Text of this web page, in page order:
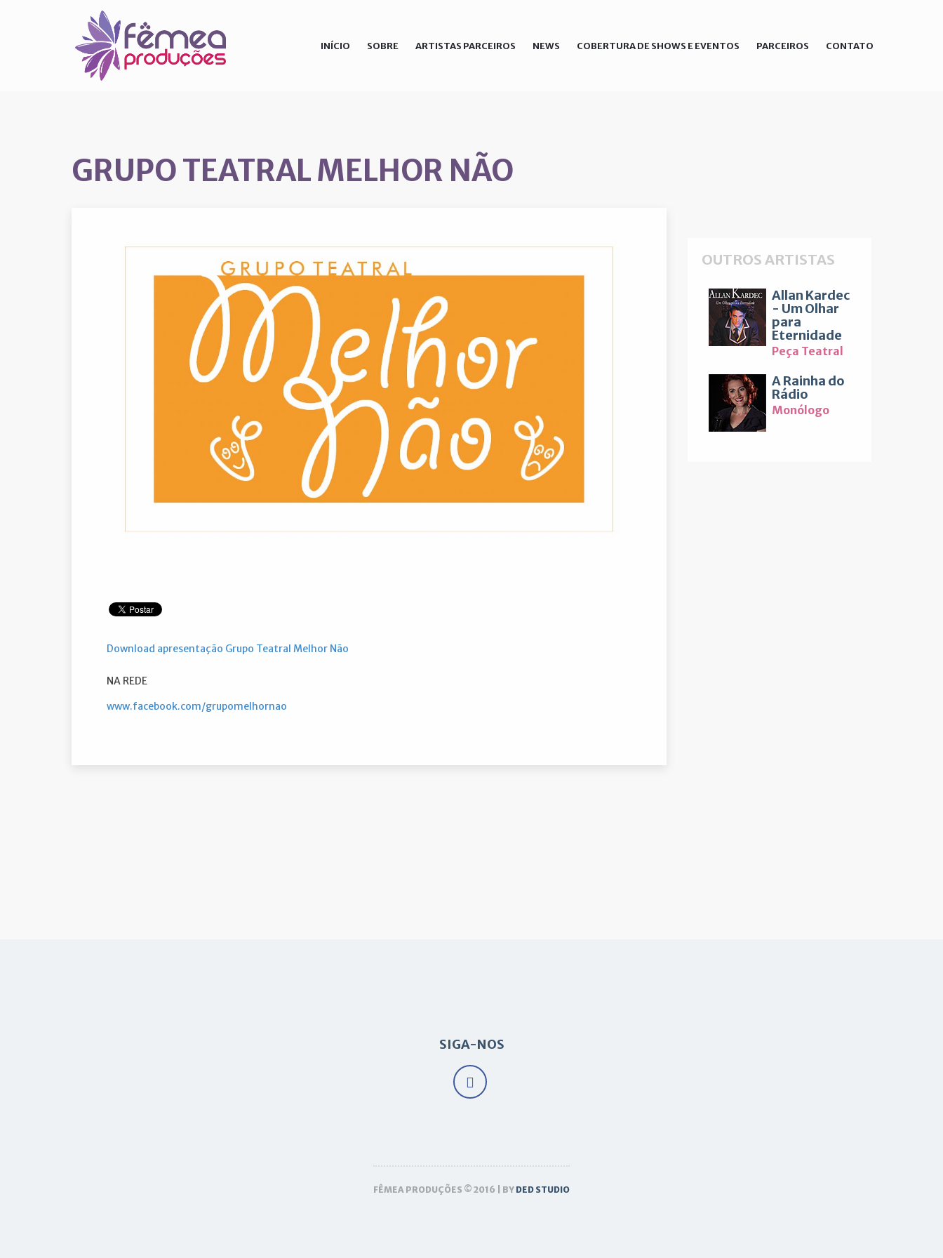
INÍCIO SOBRE ARTISTAS PARCEIROS NEWS COBERTURA DE SHOWS E EVENTOS PARCEIROS CONTATO
GRUPO TEATRAL MELHOR NÃO
Download apresentação Grupo Teatral Melhor Não
NA REDE
www.facebook.com/grupomelhornao
OUTROS ARTISTAS
Allan Kardec
- Um Olhar
para
Eternidade
Peça Teatral
A Rainha do
Rádio
Monólogo
SIGA-NOS
FÊMEA PRODUÇÕES © 2016 | BY DED STUDIO